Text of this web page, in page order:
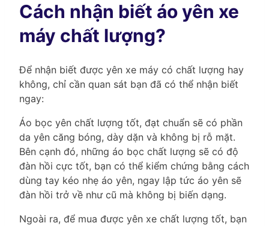
Cách nhận biết áo yên xe
máy chất lượng?
Để nhận biết được yên xe máy có chất lượng hay
không, chỉ cần quan sát bạn đã có thể nhận biết
ngay:
Áo bọc yên chất lượng tốt, đạt chuẩn sẽ có phần
da yên căng bóng, dày dặn và không bị rỗ mặt.
Bên cạnh đó, những áo bọc chất lượng sẽ có độ
đàn hồi cực tốt, bạn có thể kiểm chứng bằng cách
dùng tay kéo nhẹ áo yên, ngay lập tức áo yên sẽ
đàn hồi trở về như cũ mà không bị biến dạng.
Ngoài ra, để mua được yên xe chất lượng tốt, bạn